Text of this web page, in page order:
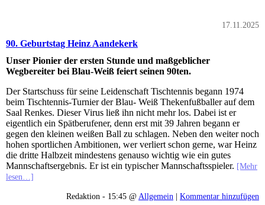
17.11.2025
90. Geburtstag Heinz Aandekerk
Unser Pionier der ersten Stunde und maßgeblicher
Wegbereiter bei Blau-Weiß feiert seinen 90ten.
Der Startschuss für seine Leidenschaft Tischtennis begann 1974
beim Tischtennis-Turnier der Blau- Weiß Thekenfußballer auf dem
Saal Renkes. Dieser Virus ließ ihn nicht mehr los. Dabei ist er
eigentlich ein Spätberufener, denn erst mit 39 Jahren begann er
gegen den kleinen weißen Ball zu schlagen. Neben den weiter noch
hohen sportlichen Ambitionen, wer verliert schon gerne, war Heinz
die dritte Halbzeit mindestens genauso wichtig wie ein gutes
Mannschaftsergebnis. Er ist ein typischer Mannschaftsspieler. [Mehr
lesen…]
Redaktion - 15:45 @Allgemein | Kommentar hinzufügen